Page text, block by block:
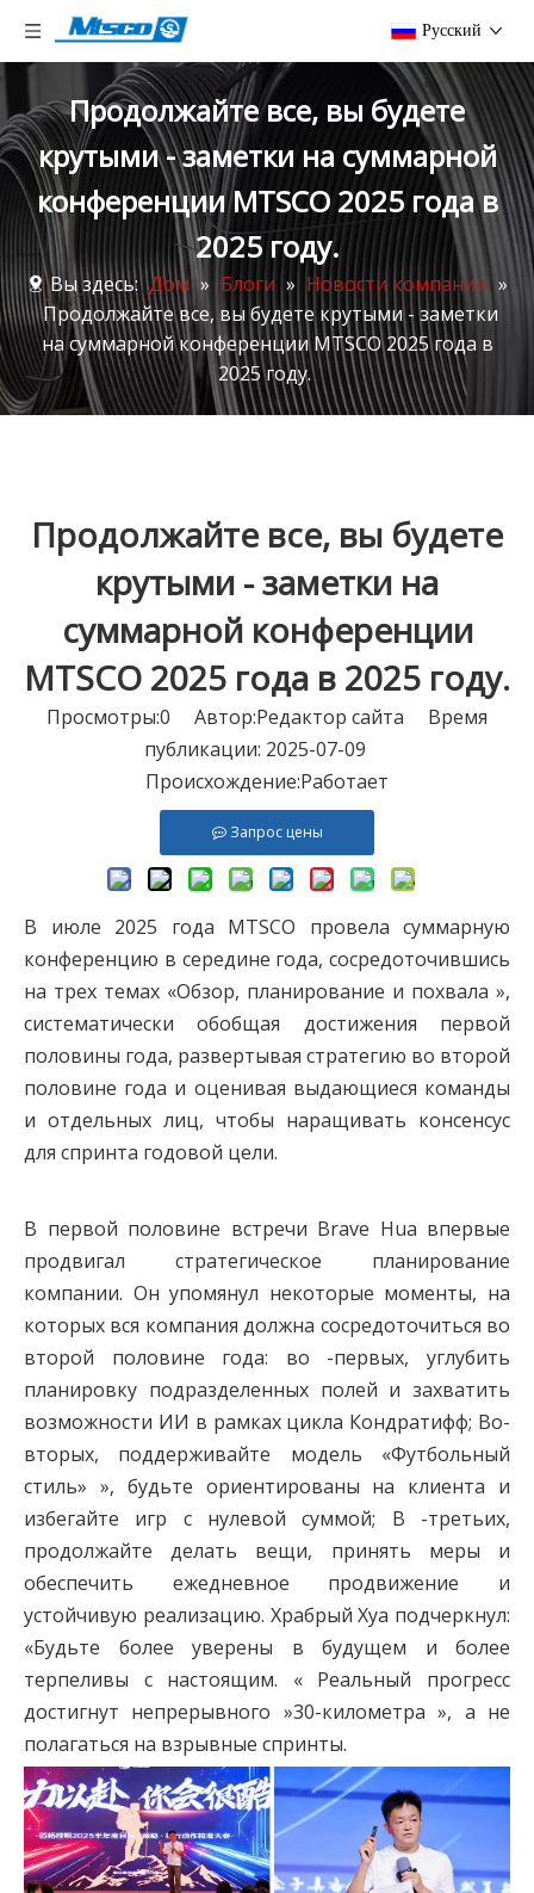
Pусский
Продолжайте все, вы будете
крутыми - заметки на суммарной
конференции MTSCO 2025 года в
2025 году.
Вы здесь: Дом » Блоги » Новости компании »
Продолжайте все, вы будете крутыми - заметки
на суммарной конференции MTSCO 2025 года в
2025 году.
Продолжайте все, вы будете
крутыми - заметки на
суммарной конференции
MTSCO 2025 года в 2025 году.
Просмотры:0 Автор:Pедактор сайта Время
публикации: 2025-07-09
Происхождение:Работает
Запрос цены
В июле 2025 года MTSCO провела суммарную
конференцию в середине года, сосредоточившись
на трех темах «Обзор, планирование и похвала »,
систематически обобщая достижения первой
половины года, развертывая стратегию во второй
половине года и оценивая выдающиеся команды
и отдельных лиц, чтобы наращивать консенсус
для спринта годовой цели.
В первой половине встречи Brave Hua впервые
продвигал стратегическое планирование
компании. Он упомянул некоторые моменты, на
которых вся компания должна сосредоточиться во
второй половине года: во -первых, углубить
планировку подразделенных полей и захватить
возможности ИИ в рамках цикла Кондратифф; Во-
вторых, поддерживайте модель «Футбольный
стиль» », будьте ориентированы на клиента и
избегайте игр с нулевой суммой; В -третьих,
продолжайте делать вещи, принять меры и
обеспечить ежедневное продвижение и
устойчивую реализацию. Храбрый Хуа подчеркнул:
«Будьте более уверены в будущем и более
терпеливы с настоящим. « Реальный прогресс
достигнут непрерывного »30-километра », а не
полагаться на взрывные спринты.